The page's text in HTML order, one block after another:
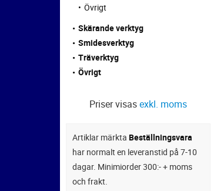
Övrigt
Skärande verktyg
Smidesverktyg
Träverktyg
Övrigt
Priser visasexkl. moms
Artiklar märkta Beställningsvara
har normalt en leveranstid på 7-10
dagar. Minimiorder 300:- + moms
och frakt.